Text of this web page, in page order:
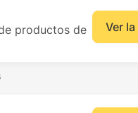
productos de
Ver